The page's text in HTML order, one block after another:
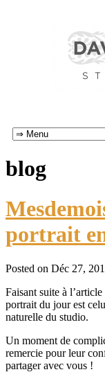
blog
portrait
Posted on Déc 27,
Faisant suite à
portrait du jour est
naturelle du studio.
Un moment de
remercie pour leur
partager avec vous !